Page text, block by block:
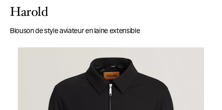
Harold
Blouson de style aviateur en laine extensible